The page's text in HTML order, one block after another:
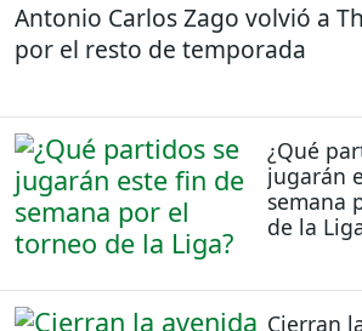
Antonio Carlos Zago volvió a
por el resto de temporada
¿Qué
jugarán
semana
de la
Cierran